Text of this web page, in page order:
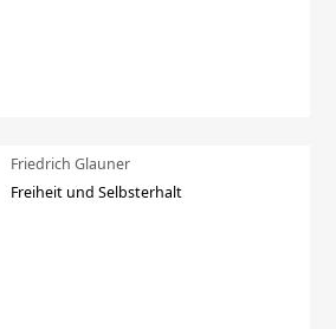
Friedrich Glauner
Freiheit und Selbsterhalt